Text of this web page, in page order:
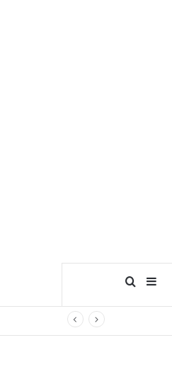
إضافة عمود جانبي
بحث عن